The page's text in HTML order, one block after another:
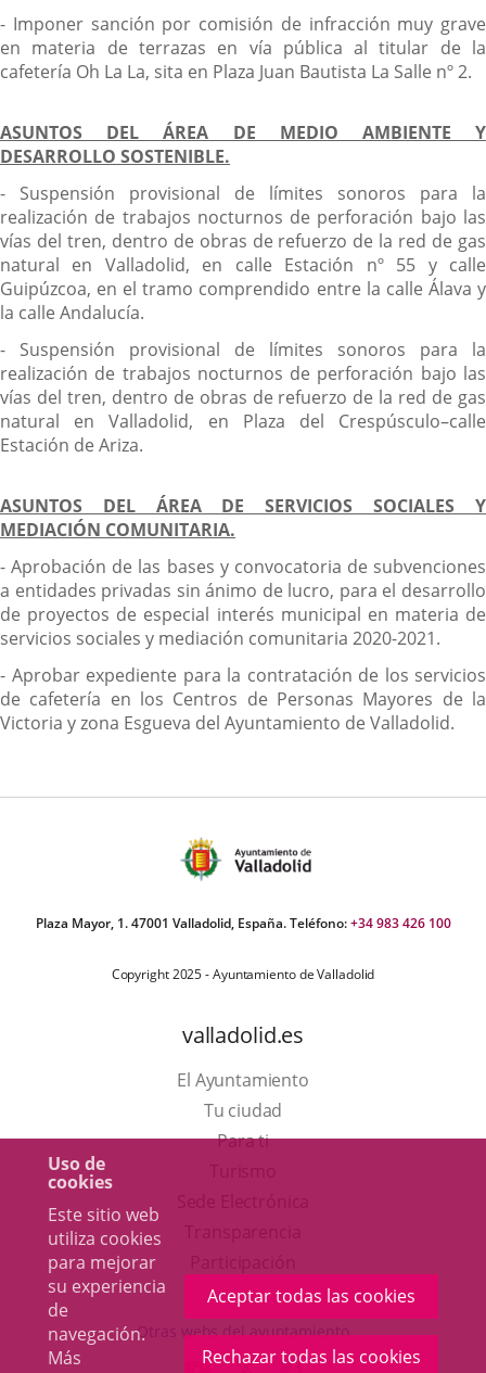
Uso de
cookies
Este sitio web
utiliza cookies
para mejorar
su experiencia
de
navegación.
Más
Aceptar todas las cookies
Rechazar todas las cookies
- Imponer sanción por comisión de infracción muy grave
en materia de terrazas en vía pública al titular de la
cafetería Oh La La, sita en Plaza Juan Bautista La Salle nº 2.
ASUNTOS DEL ÁREA DE MEDIO AMBIENTE Y
DESARROLLO SOSTENIBLE.
- Suspensión provisional de límites sonoros para la
realización de trabajos nocturnos de perforación bajo las
vías del tren, dentro de obras de refuerzo de la red de gas
natural en Valladolid, en calle Estación nº 55 y calle
Guipúzcoa, en el tramo comprendido entre la calle Álava y
la calle Andalucía.
- Suspensión provisional de límites sonoros para la
realización de trabajos nocturnos de perforación bajo las
vías del tren, dentro de obras de refuerzo de la red de gas
natural en Valladolid, en Plaza del Crespúsculo–calle
Estación de Ariza.
ASUNTOS DEL ÁREA DE SERVICIOS SOCIALES Y
MEDIACIÓN COMUNITARIA.
- Aprobación de las bases y convocatoria de subvenciones
a entidades privadas sin ánimo de lucro, para el desarrollo
de proyectos de especial interés municipal en materia de
servicios sociales y mediación comunitaria 2020-2021.
- Aprobar expediente para la contratación de los servicios
de cafetería en los Centros de Personas Mayores de la
Victoria y zona Esgueva del Ayuntamiento de Valladolid.
Plaza Mayor, 1. 47001 Valladolid, España. Teléfono:+34 983 426 100
Copyright 2025 - Ayuntamiento de Valladolid
valladolid.es
El Ayuntamiento
Tu ciudad
Para ti
en
una
ventana
aplicación
externa.
Otras webs del ayuntamiento